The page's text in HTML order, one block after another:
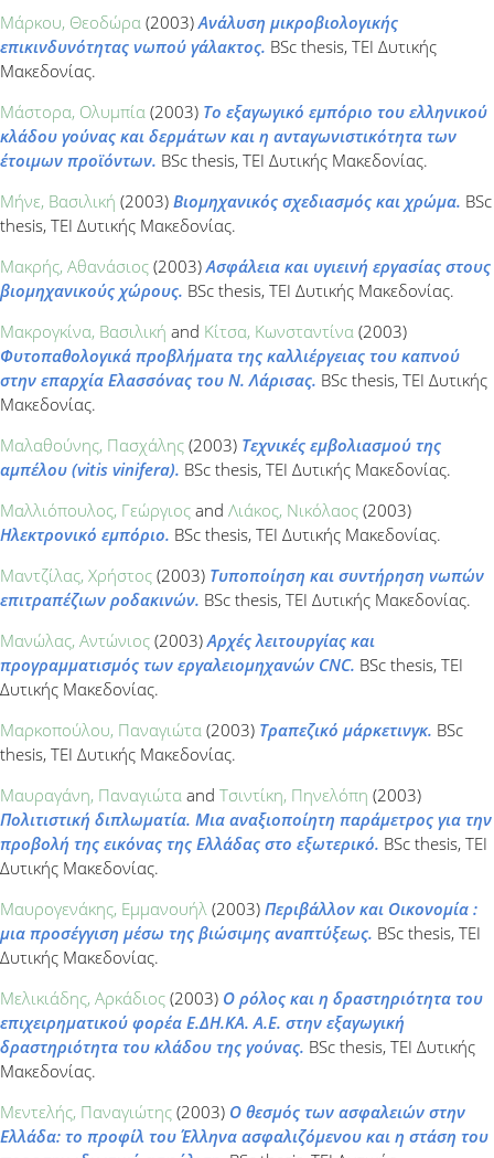
Μάρκου, Θεοδώρα (2003)Ανάλυση μικροβιολογικής
επικινδυνότητας νωπού γάλακτος. BSc thesis, ΤΕΙ Δυτικής
Μακεδονίας.
Μάστορα, Ολυμπία (2003) Το εξαγωγικό εμπόριο του ελληνικού
κλάδου γούνας και δερμάτων και η ανταγωνιστικότητα των
έτοιμων προϊόντων. BSc thesis, ΤΕΙ Δυτικής Μακεδονίας.
Μήνε, Βασιλική (2003) Βιομηχανικός σχεδιασμός και χρώμα. BSc
thesis, ΤΕΙ Δυτικής Μακεδονίας.
Μακρής, Αθανάσιος (2003)Ασφάλεια και υγιεινή εργασίας στους
βιομηχανικούς χώρους. BSc thesis, ΤΕΙ Δυτικής Μακεδονίας.
Μακρογκίνα, Βασιλική and Κίτσα, Κωνσταντίνα (2003)
Φυτοπαθολογικά προβλήματα της καλλιέργειας του καπνού
στην επαρχία Ελασσόνας του Ν. Λάρισας. BSc thesis, ΤΕΙ Δυτικής
Μακεδονίας.
Μαλαθούνης, Πασχάλης (2003) Τεχνικές εμβολιασμού της
αμπέλου (vitis vinifera). BSc thesis, ΤΕΙ Δυτικής Μακεδονίας.
Μαλλιόπουλος, Γεώργιος and Λιάκος, Νικόλαος (2003)
Ηλεκτρονικό εμπόριο. BSc thesis, ΤΕΙ Δυτικής Μακεδονίας.
Μαντζίλας, Χρήστος (2003) Τυποποίηση και συντήρηση νωπών
επιτραπέζιων ροδακινών. BSc thesis, ΤΕΙ Δυτικής Μακεδονίας.
Μανώλας, Αντώνιος (2003)Αρχές λειτουργίας και
προγραμματισμός των εργαλειομηχανών CNC. BSc thesis, ΤΕΙ
Δυτικής Μακεδονίας.
Μαρκοπούλου, Παναγιώτα (2003) Τραπεζικό μάρκετινγκ. BSc
thesis, ΤΕΙ Δυτικής Μακεδονίας.
Μαυραγάνη, Παναγιώτα and Τσιντίκη, Πηνελόπη (2003)
Πολιτιστική διπλωματία. Μια αναξιοποίητη παράμετρος για την
προβολή της εικόνας της Ελλάδας στο εξωτερικό. BSc thesis, ΤΕΙ
Δυτικής Μακεδονίας.
Μαυρογενάκης, Εμμανουήλ (2003) Περιβάλλον και Οικονομία :
μια προσέγγιση μέσω της βιώσιμης αναπτύξεως. BSc thesis, ΤΕΙ
Δυτικής Μακεδονίας.
Μελικιάδης, Αρκάδιος (2003) Ο ρόλος και η δραστηριότητα του
επιχειρηματικού φορέα Ε.ΔΗ.ΚΑ. A.E. στην εξαγωγική
δραστηριότητα του κλάδου της γούνας. BSc thesis, ΤΕΙ Δυτικής
Μακεδονίας.
Μεντελής, Παναγιώτης (2003) Ο θεσμός των ασφαλειών στην
Ελλάδα: το προφίλ του Έλληνα ασφαλιζόμενου και η στάση του